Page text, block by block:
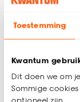
Toestemming
Kwantum
Dit doen we om
Sommige
Welke salontafel
Welke salontafel bij
Kun je een
Welke salontafel